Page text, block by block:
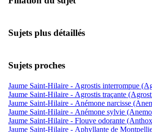
Sujets plus détaillés
Sujets proches
Jaume Saint-Hilaire - Agrostis interrompue
Jaume Saint-Hilaire - Agrostis traçante
Jaume Saint-Hilaire - Anémone narcisse
Jaume Saint-Hilaire - Anémone sylvie
Jaume Saint-Hilaire - Flouve odorante
Jaume Saint-Hilaire - Aphyllante de